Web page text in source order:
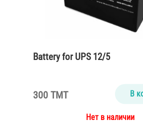
Battery for UPS 12/5
300 TMT В
Нет в наличии